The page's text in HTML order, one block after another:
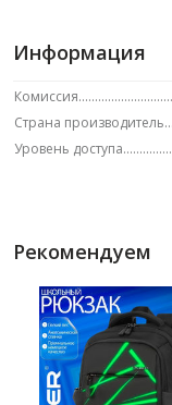
Информация
Комиссия
Страна производитель
Уровень доступа
Рекомендуем